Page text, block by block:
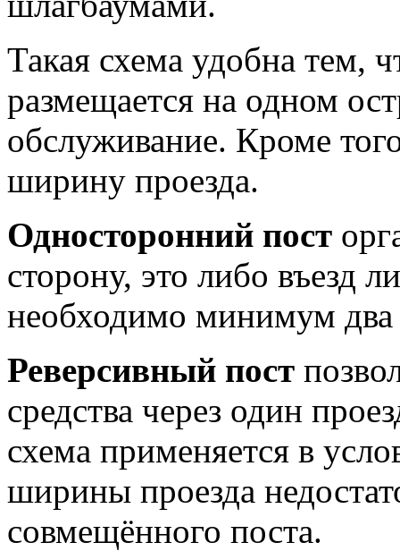
Такая схема удобна тем,
размещается на одном
обслуживание. Кроме
ширину проезда.
Односторонний пост
сторону, это либо въезд
необходимо минимум два
Реверсивный пост
средства через один
схема применяется в
ширины проезда
совмещённого поста.